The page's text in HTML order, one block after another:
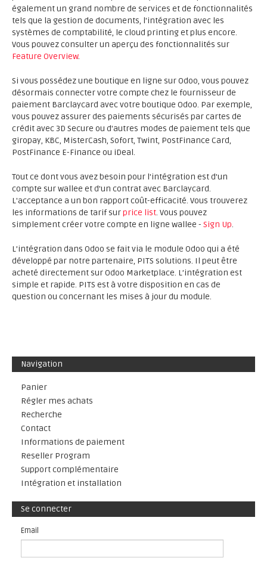
également un grand nombre de services et de fonctionnalités
tels que la gestion de documents, l'intégration avec les
systèmes de comptabilité, le cloud printing et plus encore.
Vous pouvez consulter un aperçu des fonctionnalités sur
Feature Overview.
Si vous possédez une boutique en ligne sur Odoo, vous pouvez
désormais connecter votre compte chez le fournisseur de
paiement Barclaycard avec votre boutique Odoo. Par exemple,
vous pouvez assurer des paiements sécurisés par cartes de
crédit avec 3D Secure ou d'autres modes de paiement tels que
giropay, KBC, MisterCash, Sofort, Twint, PostFinance Card,
PostFinance E-Finance ou iDeal.
Tout ce dont vous avez besoin pour l'intégration est d'un
compte sur wallee et d'un contrat avec Barclaycard.
L'acceptance a un bon rapport coût-efficacité. Vous trouverez
les informations de tarif surprice list. Vous pouvez
simplement créer votre compte en ligne wallee - Sign Up.
L’intégration dans Odoo se fait via le module Odoo qui a été
développé par notre partenaire, PITS solutions. Il peut être
acheté directement sur Odoo Marketplace. L’intégration est
simple et rapide. PITS est à votre disposition en cas de
question ou concernant les mises à jour du module.
Navigation
Panier
Régler mes achats
Recherche
Contact
Informations de paiement
Reseller Program
Support complémentaire
Intégration et installation
Se connecter
Email